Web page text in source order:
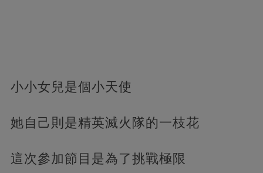
小小女兒是個小天使
她自己則是精英滅火隊的一枝花
這次參加節目是為了挑戰極限